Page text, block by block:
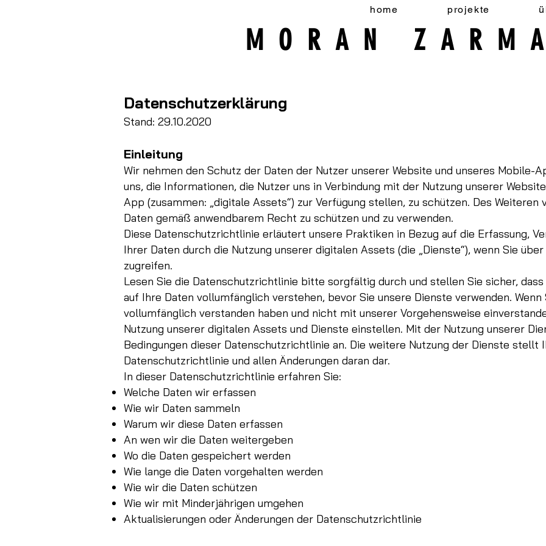
home projekte
MORAN
Datenschutzerklärung
Stand: 29.10.2020
Einleitung
Wir nehmen den Schutz der Daten der Nutzer unserer Website und unseres Mobile-
uns, die Informationen, die Nutzer uns in Verbindung mit der Nutzung unserer
App (zusammen: „digitale Assets“) zur Verfügung stellen, zu schützen. Des
Daten gemäß anwendbarem Recht zu schützen und zu verwenden.
Diese Datenschutzrichtlinie erläutert unsere Praktiken in Bezug auf die Erfassung,
Ihrer Daten durch die Nutzung unserer digitalen Assets (die „Dienste“), wenn Sie
zugreifen.
Lesen Sie die Datenschutzrichtlinie bitte sorgfältig durch und stellen Sie sicher,
auf Ihre Daten vollumfänglich verstehen, bevor Sie unsere Dienste verwenden.
vollumfänglich verstanden haben und nicht mit unserer Vorgehensweise
Nutzung unserer digitalen Assets und Dienste einstellen. Mit der Nutzung unserer
Bedingungen dieser Datenschutzrichtlinie an. Die weitere Nutzung der Dienste stellt
Datenschutzrichtlinie und allen Änderungen daran dar.
In dieser Datenschutzrichtlinie erfahren Sie:
Welche Daten wir erfassen
Wie wir Daten sammeln
Warum wir diese Daten erfassen
An wen wir die Daten weitergeben
Wo die Daten gespeichert werden
Wie lange die Daten vorgehalten werden
Wie wir die Daten schützen
Wie wir mit Minderjährigen umgehen
Aktualisierungen oder Änderungen der Datenschutzrichtlinie